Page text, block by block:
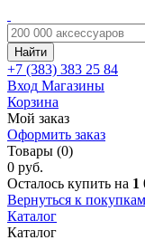
Найти
+7 (383) 383 25 84
Вход Магазины
Корзина
Мой заказ
Оформить заказ
Товары (0)
0 руб.
Осталось купить на 1
Вернуться к покупкам
Каталог
Каталог